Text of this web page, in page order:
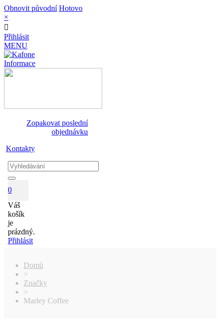
Obnovit původní Hotovo
×
Přihlásit
MENU
Informace
Zopakovat poslední
objednávku
Kontakty
0
Váš
košík
je
prázdný.
Přihlásit
Domů
>
Značky
>
Marley Coffee